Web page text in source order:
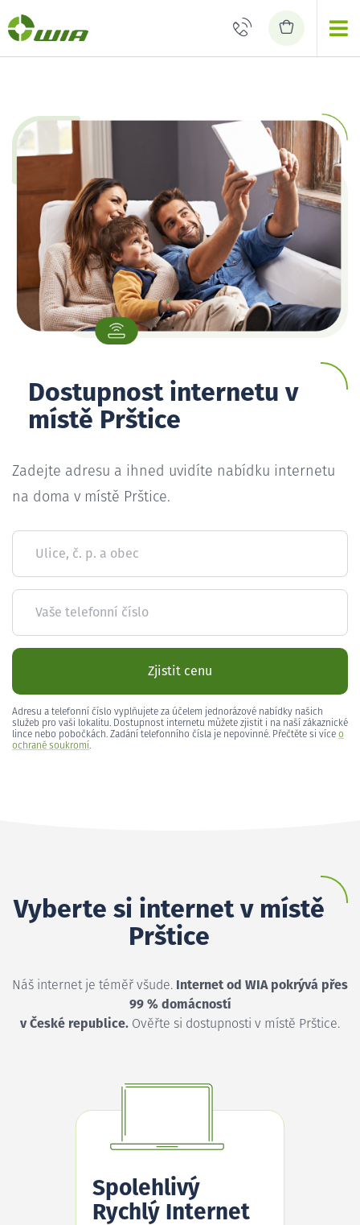
Dostupnost internetu v
místě Prštice
Zadejte adresu a ihned uvidíte nabídku internetu
na doma v místě Prštice.
Ulice, č. p. a obec
Vaše telefonní číslo
Zjistit cenu
Adresu a telefonní číslo vyplňujete za účelem jednorázové nabídky našich
služeb pro vaši lokalitu. Dostupnost internetu můžete zjistit i na naší zákaznické
lince nebo pobočkách. Zadání telefonního čísla je nepovinné. Přečtěte si více o
ochraně soukromí.
Vyberte si internet v místě
Prštice
Náš internet je téměř všude. Internet od WIA pokrývá přes
99 % domácností
v České republice. Ověřte si dostupnosti v místě Prštice.
Spolehlivý
Rychlý Internet